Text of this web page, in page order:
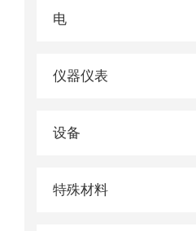
电
仪器仪表
设备
特殊材料